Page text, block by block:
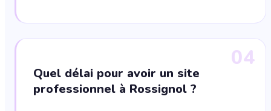
04
Quel délai pour avoir un site
professionnel à Rossignol ?